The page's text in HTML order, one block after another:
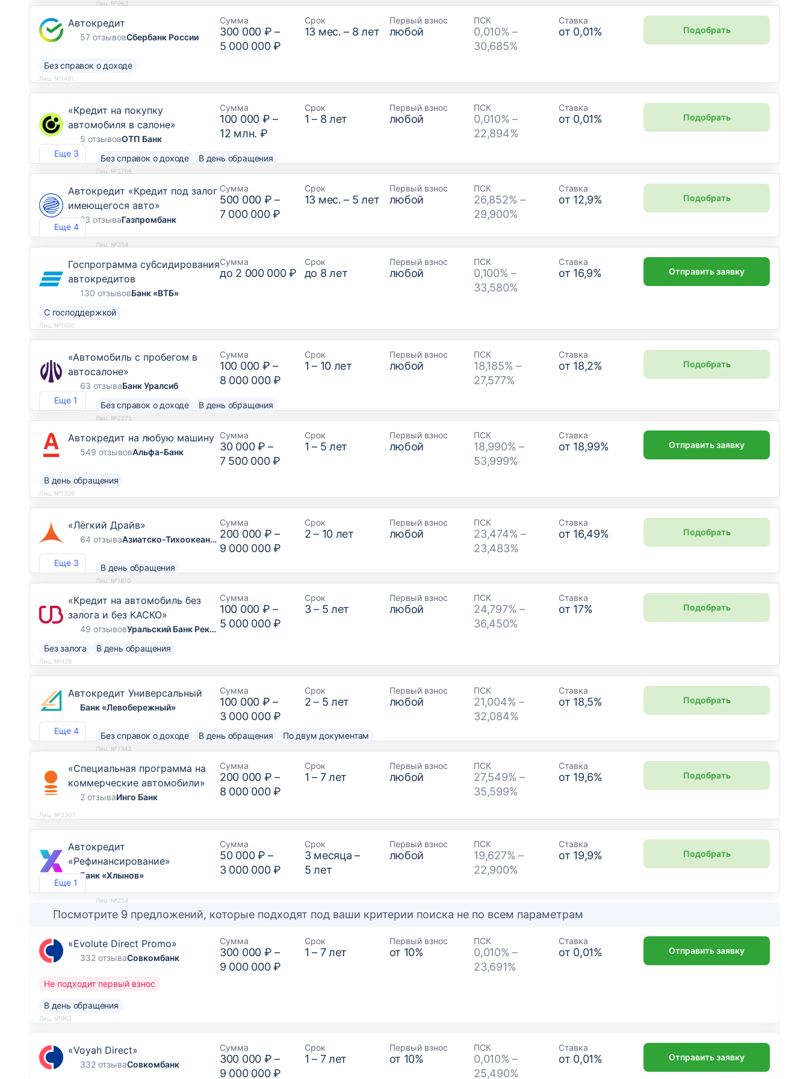
Лиц. №963
Автокредит
57 отзывовСбербанк России
Сумма
300 000 ₽ –
5 000 000 ₽
Срок
13 мес. – 8 лет
Первый взнос
любой
ПСК
0,010% –
30,685%
Ставка
от 0,01%
Без справок о доходе
Подобрать
Лиц. №1481
Еще 3
«Кредит на покупку
автомобиля в салоне»
5 отзывовОТП Банк
Сумма
100 000 ₽ –
12 млн. ₽
Срок
1 – 8 лет
Первый взнос
любой
ПСК
0,010% –
22,894%
Ставка
от 0,01%
Без справок о доходе В день обращения
Подобрать
Лиц. №2766
Еще 4
Автокредит «Кредит под залог
имеющегося авто»
23 отзываГазпромбанк
Сумма
500 000 ₽ –
7 000 000 ₽
Срок
13 мес. – 5 лет
Первый взнос
любой
ПСК
26,852% –
29,900%
Ставка
от 12,9% Подобрать
Лиц. №354
Госпрограмма субсидирования
автокредитов
130 отзывовБанк «ВТБ»
Сумма
до 2 000 000 ₽
Срок
до 8 лет
Первый взнос
любой
ПСК
0,100% –
33,580%
Ставка
от 16,9%
С господдержкой
Отправить заявку
Лиц. №1000
Еще 1
«Автомобиль с пробегом в
автосалоне»
63 отзываБанк Уралсиб
Сумма
100 000 ₽ –
8 000 000 ₽
Срок
1 – 10 лет
Первый взнос
любой
ПСК
18,185% –
27,577%
Ставка
от 18,2%
Без справок о доходе В день обращения
Подобрать
Лиц. №2275
Автокредит на любую машину
549 отзывовАльфа-Банк
Сумма
30 000 ₽ –
7 500 000 ₽
Срок
1 – 5 лет
Первый взнос
любой
ПСК
18,990% –
53,999%
Ставка
от 18,99%
В день обращения
Отправить заявку
Лиц. №1326
Еще 3
«Лёгкий Драйв»
64 отзыва Азиатско-Тихоокеанский Банк
Сумма
200 000 ₽ –
9 000 000 ₽
Срок
2 – 10 лет
Первый взнос
любой
ПСК
23,474% –
23,483%
Ставка
от 16,49%
В день обращения
Подобрать
Лиц. №1810
«Кредит на автомобиль без
залога и без КАСКО»
49 отзывов Уральский Банк Реконструкции и Развития
Сумма
100 000 ₽ –
5 000 000 ₽
Срок
3– 5 лет
Первый взнос
любой
ПСК
24,797% –
36,450%
Ставка
от 17%
Без залога В день обращения
Подобрать
Лиц. №429
Еще 4
Автокредит Универсальный
Банк «Левобережный»
Сумма
100 000 ₽ –
3 000 000 ₽
Срок
2 – 5 лет
Первый взнос
любой
ПСК
21,004% –
32,084%
Ставка
от 18,5%
Без справок о доходе В день обращения По двум документам
Подобрать
Лиц. №1343
«Специальная программа на
коммерческие автомобили»
2 отзываИнго Банк
Сумма
200 000 ₽ –
8 000 000 ₽
Срок
1 – 7лет
Первый взнос
любой
ПСК
27,549% –
35,599%
Ставка
от 19,6% Подобрать
Лиц. №2307
Еще 1
Автокредит
«Рефинансирование»
Банк «Хлынов»
Сумма
50 000 ₽ –
3 000 000 ₽
Срок
3месяца –
5 лет
Первый взнос
любой
ПСК
19,627% –
22,900%
Ставка
от 19,9% Подобрать
Лиц. №254
Посмотрите 9 предложений, которые подходят под ваши критерии поиска не по всем параметрам
«Evolute Direct Promo»
332 отзываСовкомбанк
Сумма
300 000 ₽ –
9 000 000 ₽
Срок
1 – 7лет
Первый взнос
от 10%
ПСК
0,010% –
23,691%
Ставка
от 0,01%
Не подходит первый взнос
В день обращения
Отправить заявку
Лиц. №963
«Voyah Direct»
332 отзываСовкомбанк
Сумма
300 000 ₽ –
9 000 000 ₽
Срок
1 – 7лет
Первый взнос
от 10%
ПСК
0,010% –
25,490%
Ставка
от 0,01% Отправить заявку